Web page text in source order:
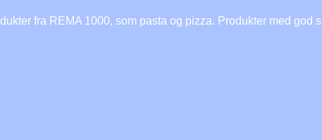
fra REMA 1000, som pasta og pizza. Produkter med god